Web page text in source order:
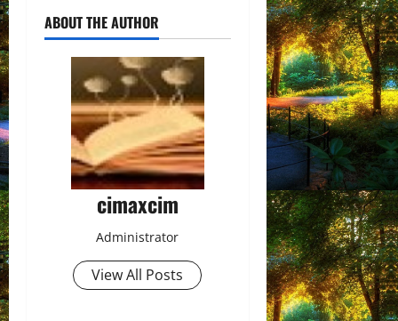
ABOUT THE AUTHOR
cimaxcim
Administrator
View All Posts